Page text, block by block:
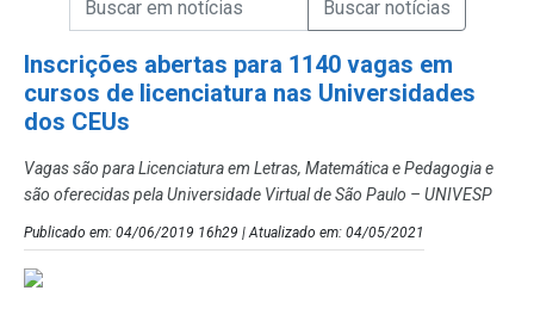
Inscrições abertas para 1140 vagas em
cursos de licenciatura nas Universidades
dos CEUs
Vagas são para Licenciatura em Letras, Matemática e Pedagogia e
são oferecidas pela Universidade Virtual de São Paulo – UNIVESP
Publicado em: 04/06/2019 16h29 | Atualizado em: 04/05/2021